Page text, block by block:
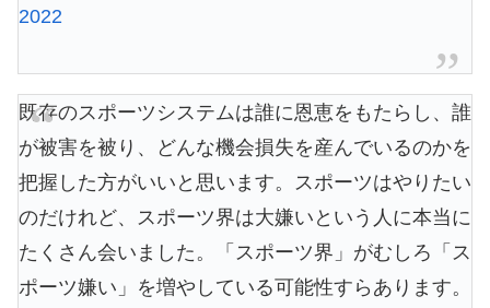
2022
既存のスポーツシステムは誰に恩恵をもたらし、誰
が被害を被り、どんな機会損失を産んでいるのかを
把握した方がいいと思います。スポーツはやりたい
のだけれど、スポーツ界は大嫌いという人に本当に
たくさん会いました。「スポーツ界」がむしろ「ス
ポーツ嫌い」を増やしている可能性すらあります。